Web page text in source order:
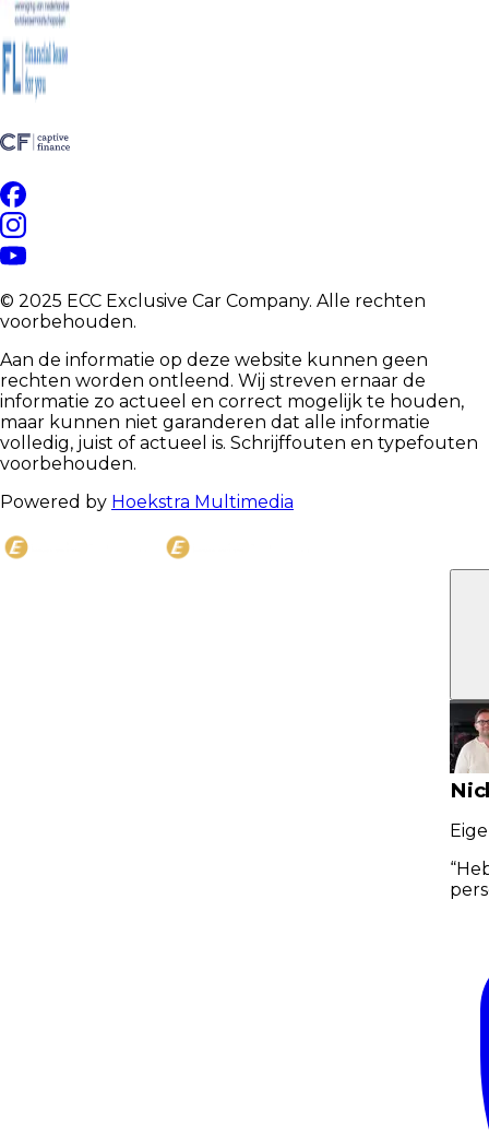
© 2025 ECC Exclusive Car Company. Alle rechten
voorbehouden.
Aan de informatie op deze website kunnen geen
rechten worden ontleend. Wij streven ernaar de
informatie zo actueel en correct mogelijk te houden,
maar kunnen niet garanderen dat alle informatie
volledig, juist of actueel is. Schrijffouten en typefouten
voorbehouden.
Powered by Hoekstra Multimedia
“